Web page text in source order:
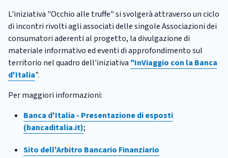
L'iniziativa "Occhio alle truffe" si svolgerà attraverso un ciclo
di incontri rivolti agli associati delle singole Associazioni dei
consumatori aderenti al progetto, la divulgazione di
materiale informativo ed eventi di approfondimento sul
territorio nel quadro dell'iniziativa "InViaggio con la Banca
d'Italia".
Per maggiori informazioni:
Banca d'Italia - Presentazione di esposti
(bancaditalia.it);
Sito dell'Arbitro Bancario Finanziario